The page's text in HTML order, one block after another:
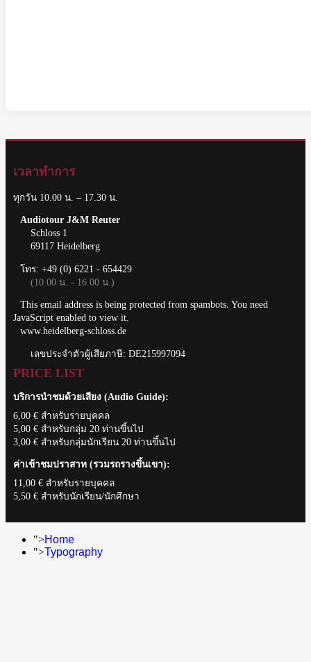
เวลาทำการ
ทุกวัน 10.00 น. – 17.30 น.
Audiotour J&M Reuter
Schloss 1
69117 Heidelberg
โทร: +49 (0) 6221 - 654429
(10.00 น. - 16.00 น.)
This email address is being protected from spambots. You need
JavaScript enabled to view it.
www.heidelberg-schloss.de
เลขประจำตัวผู้เสียภาษี: DE215997094
PRICE LIST
บริการนำชมด้วยเสียง (Audio Guide):
6,00 € สำหรับรายบุคคล
5,00 € สำหรับกลุ่ม 20 ท่านขึ้นไป
3,00 € สำหรับกลุ่มนักเรียน 20 ท่านขึ้นไป
ค่าเข้าชมปราสาท (รวมรถรางขึ้นเขา):
11,00 € สำหรับรายบุคคล
5,50 € สำหรับนักเรียน/นักศึกษา
">Home
">Typography